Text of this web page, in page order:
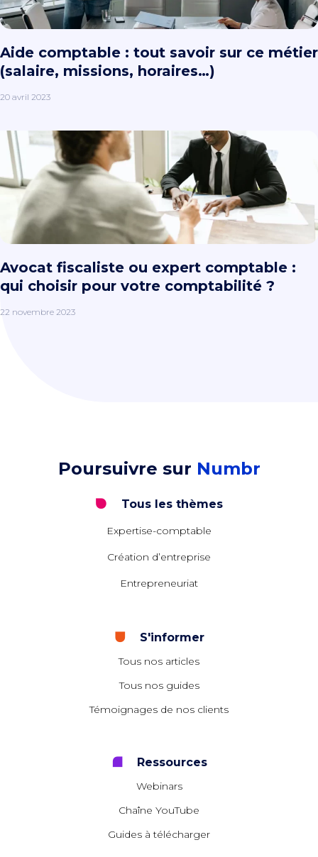
Aide comptable : tout savoir sur ce métier
(salaire, missions, horaires…)
20 avril 2023
Avocat fiscaliste ou expert comptable :
qui choisir pour votre comptabilité ?
22 novembre 2023
Poursuivre sur Numbr
Tous les thèmes
Expertise-comptable
Création d’entreprise
Entrepreneuriat
S'informer
Tous nos articles
Tous nos guides
Témoignages de nos clients
Ressources
Webinars
Chaîne YouTube
Guides à télécharger